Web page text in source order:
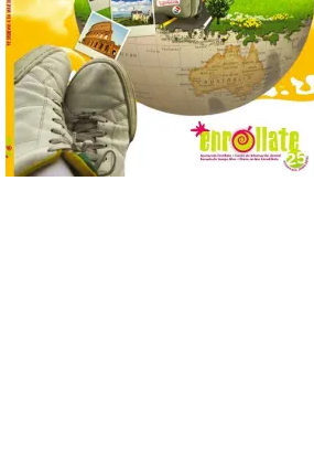
superará los 170.000
pasajeros y los 1.000 vuelos con Islandia.
Este mes de agosto opera tres
frecuencias semanales y, este año, los […]
Iberia Club amplía las
posibilidades de ganar y
utilizar Avios con el